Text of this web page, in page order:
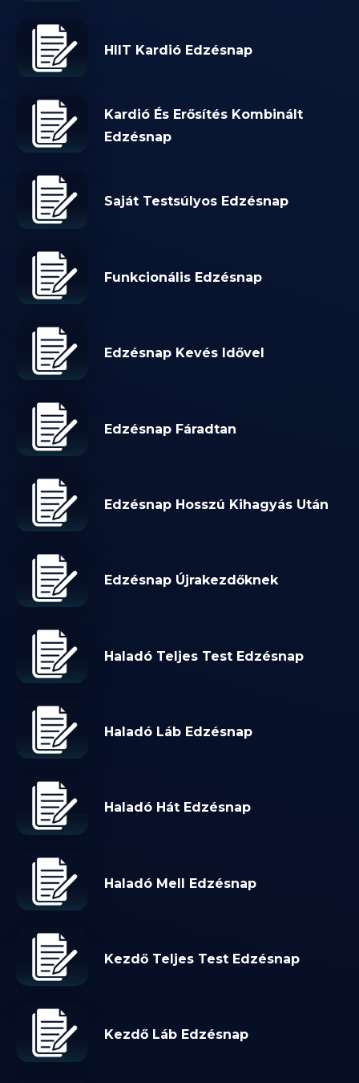
HIIT Kardió Edzésnap
Kardió És Erősítés Kombinált
Edzésnap
Saját Testsúlyos Edzésnap
Funkcionális Edzésnap
Edzésnap Kevés Idővel
Edzésnap Fáradtan
Edzésnap Hosszú Kihagyás Után
Edzésnap Újrakezdőknek
Haladó Teljes Test Edzésnap
Haladó Láb Edzésnap
Haladó Hát Edzésnap
Haladó Mell Edzésnap
Kezdő Teljes Test Edzésnap
Kezdő Láb Edzésnap